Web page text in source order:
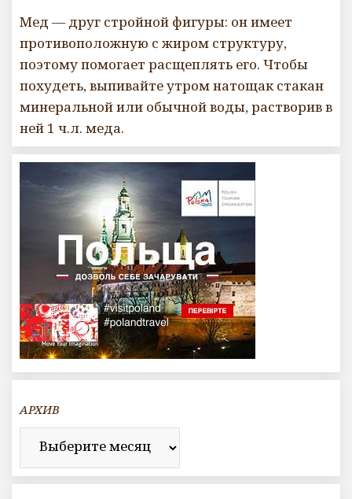
Мед — друг стройной фигуры: он имеет
противоположную с жиром структуру,
поэтому помогает расщеплять его. Чтобы
похудеть, выпивайте утром натощак стакан
минеральной или обычной воды, растворив в
ней 1 ч.л. меда.
АРХИВ
Архив